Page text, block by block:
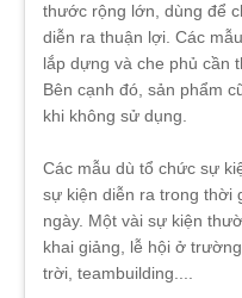
thước rộng lớn, dùng để
diễn ra thuận lợi. Các
lắp dựng và che phủ cần
Bên cạnh đó, sản phẩm
khi không sử dụng.
Các mẫu dù tổ chức sự
sự kiện diễn ra trong thời
ngày. Một vài sự kiện
khai giảng, lễ hội ở
trời, teambuilding....